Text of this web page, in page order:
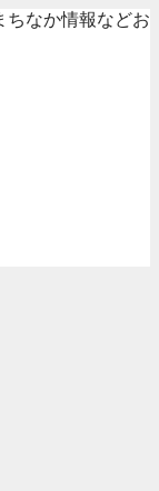
ちなか情報などお